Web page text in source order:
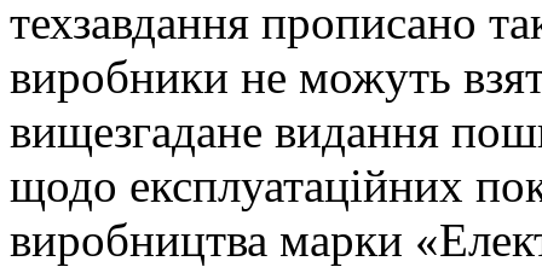
техзавдання прописано
виробники не можуть
вищезгадане видання
щодо експлуатаційних
виробництва марки